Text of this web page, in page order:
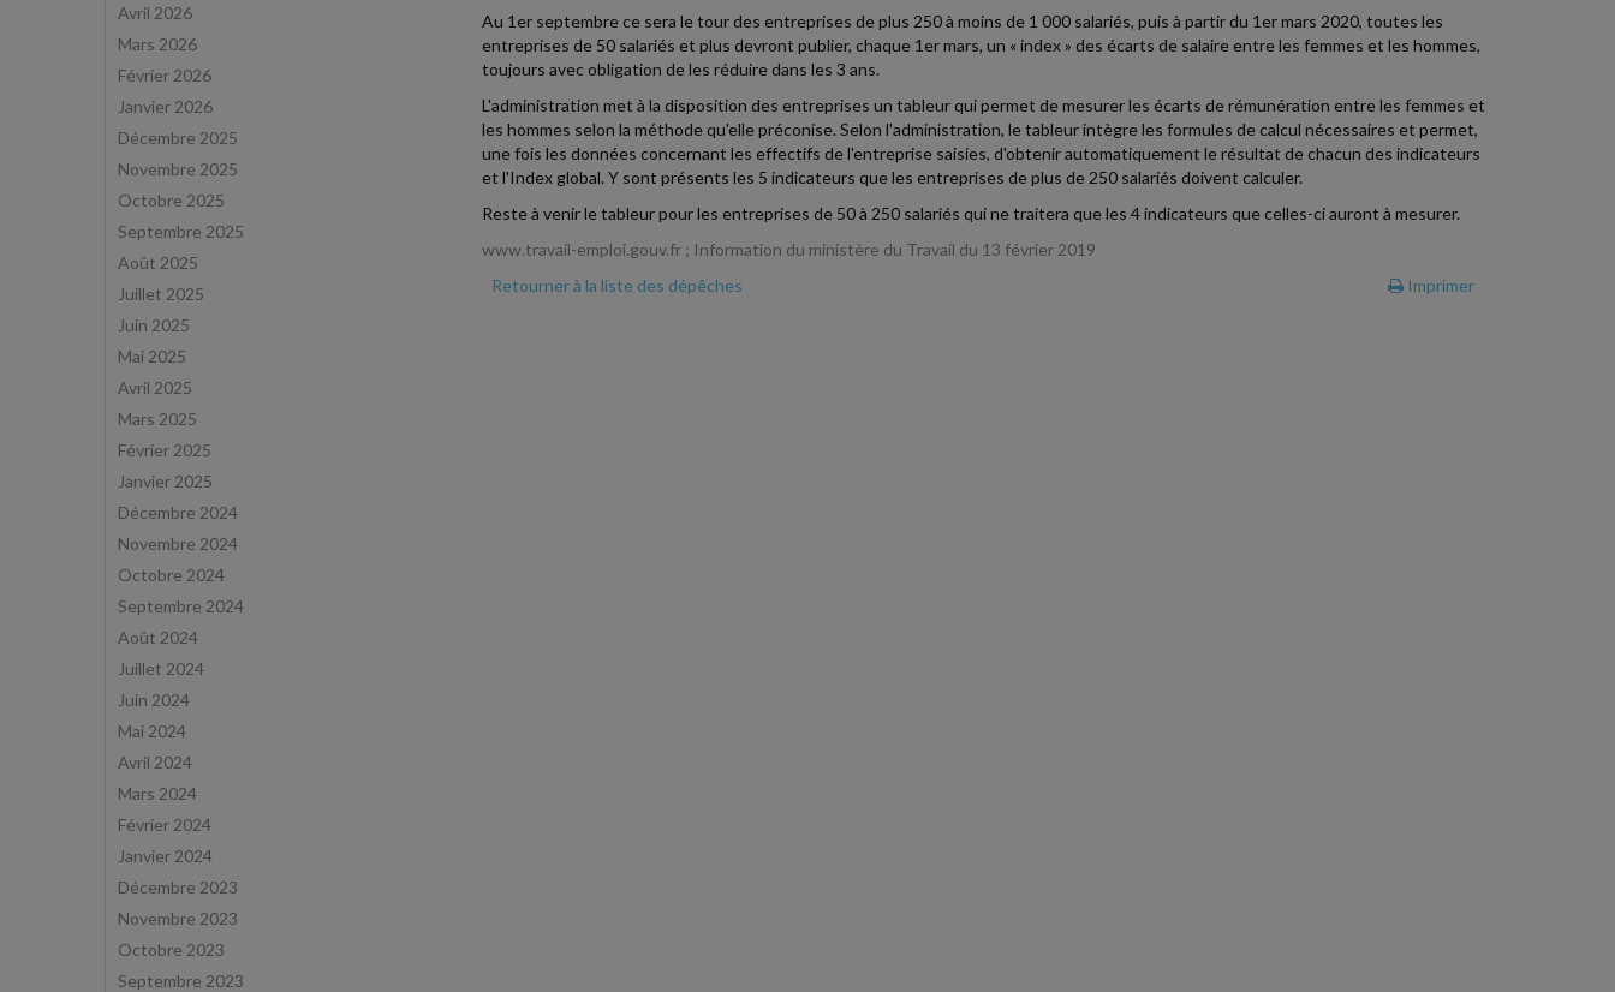
Avril 2026
Mars 2026
Février 2026
Janvier 2026
Décembre 2025
Novembre 2025
Octobre 2025
Septembre 2025
Août 2025
Juillet 2025
Juin 2025
Mai 2025
Avril 2025
Mars 2025
Février 2025
Janvier 2025
Décembre 2024
Novembre 2024
Octobre 2024
Septembre 2024
Août 2024
Juillet 2024
Juin 2024
Mai 2024
Avril 2024
Mars 2024
Février 2024
Janvier 2024
Décembre 2023
Novembre 2023
Octobre 2023
Septembre 2023
Au 1er septembre ce sera le tour des entreprises de plus 250 à moins de 1 000 salariés, puis à partir du 1er mars 2020, toutes les
entreprises de 50 salariés et plus devront publier, chaque 1er mars, un « index » des écarts de salaire entre les femmes et les hommes,
toujours avec obligation de les réduire dans les 3 ans.
L'administration met à la disposition des entreprises un tableur qui permet de mesurer les écarts de rémunération entre les femmes et
les hommes selon la méthode qu'elle préconise. Selon l'administration, le tableur intègre les formules de calcul nécessaires et permet,
une fois les données concernant les effectifs de l'entreprise saisies, d'obtenir automatiquement le résultat de chacun des indicateurs
et l'Index global. Y sont présents les 5 indicateurs que les entreprises de plus de 250 salariés doivent calculer.
Reste à venir le tableur pour les entreprises de 50 à 250 salariés qui ne traitera que les 4 indicateurs que celles-ci auront à mesurer.
www.travail-emploi.gouv.fr ; Information du ministère du Travail du 13 février 2019
Retourner à la liste des dépêches
Imprimer